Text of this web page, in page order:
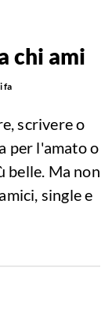
chi ami
fa
scrivere o
per l'amato o
belle. Ma non
single e